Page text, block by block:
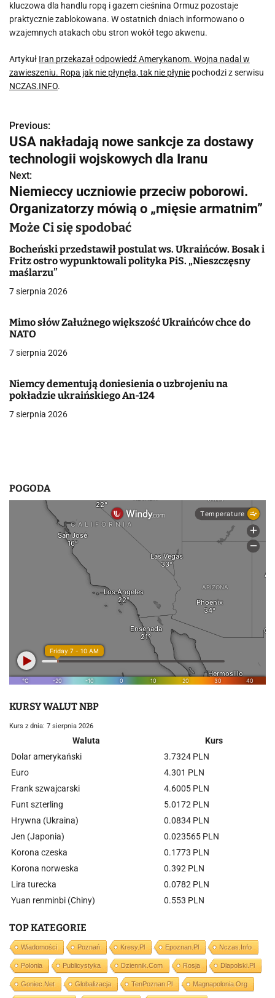
kluczowa dla handlu ropą i gazem cieśnina Ormuz pozostaje
praktycznie zablokowana. W ostatnich dniach informowano o
wzajemnych atakach obu stron wokół tego akwenu.
Artykuł Iran przekazał odpowiedź Amerykanom. Wojna nadal w
zawieszeniu. Ropa jak nie płynęła, tak nie płynie pochodzi z serwisu
NCZAS.INFO.
N
a
w
i
g
a
c
j
a
w
i
s
Previous:
USA nakładają nowe sankcje za dostawy
technologii wojskowych dla Iranu
Next:
Niemieccy uczniowie przeciw poborowi.
Organizatorzy mówią o „mięsie armatnim”
Może Ci się spodobać
Bocheński przedstawił postulat ws. Ukraińców. Bosak i
Fritz ostro wypunktowali polityka PiS. „Nieszczęsny
maślarzu”
7 sierpnia 2026
Mimo słów Załużnego większość Ukraińców chce do
NATO
7 sierpnia 2026
Niemcy dementują doniesienia o uzbrojeniu na
pokładzie ukraińskiego An-124
7 sierpnia 2026
POGODA
KURSY WALUT NBP
Kurs z dnia: 7 sierpnia 2026
Waluta
Kurs
Dolar amerykański
3.7324 PLN
Euro
4.301 PLN
Frank szwajcarski
4.6005 PLN
Funt szterling
5.0172 PLN
Hrywna (Ukraina)
0.0834 PLN
Jen (Japonia)
0.023565 PLN
Korona czeska
0.1773 PLN
Korona norweska
0.392 PLN
Lira turecka
0.0782 PLN
Yuan renminbi (Chiny)
0.553 PLN
TOP KATEGORIE
Wiadomości Poznań Kresy.pl Epoznan.pl Nczas.info
Polonia Publicystyka Dziennik.com Rosja Dlapolski.pl
Goniec.net Globalizacja TenPoznan.pl Magnapolonia.org